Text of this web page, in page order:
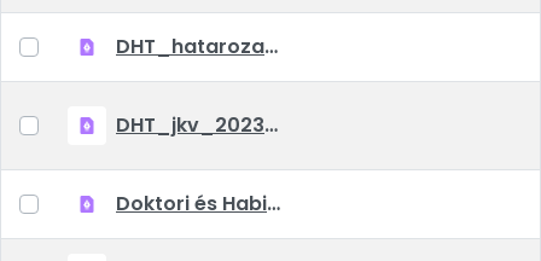
DHT_hatarozatok_2023_07_21.pdf
DHT_jkv_2023_07_06.pdf
Doktori és Habilitációs Tanács 2023. június 6-i határozata.pdf